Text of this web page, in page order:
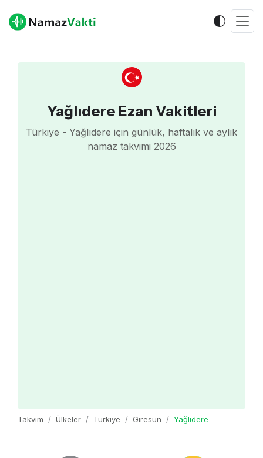
Yağlıdere Ezan Vakitleri
Türkiye - Yağlıdere için günlük, haftalık ve aylık
namaz takvimi 2026
Takvim Ülkeler Türkiye Giresun Yağlıdere